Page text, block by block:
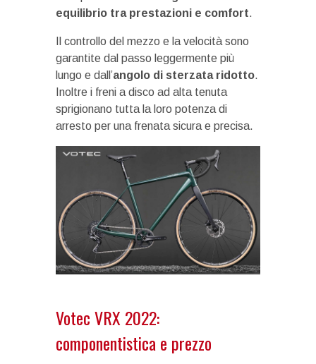
equilibrio tra prestazioni e comfort.
Il controllo del mezzo e la velocità sono
garantite dal passo leggermente più
lungo e dall’angolo di sterzata ridotto.
Inoltre i freni a disco ad alta tenuta
sprigionano tutta la loro potenza di
arresto per una frenata sicura e precisa.
Votec VRX 2022:
componentistica e prezzo